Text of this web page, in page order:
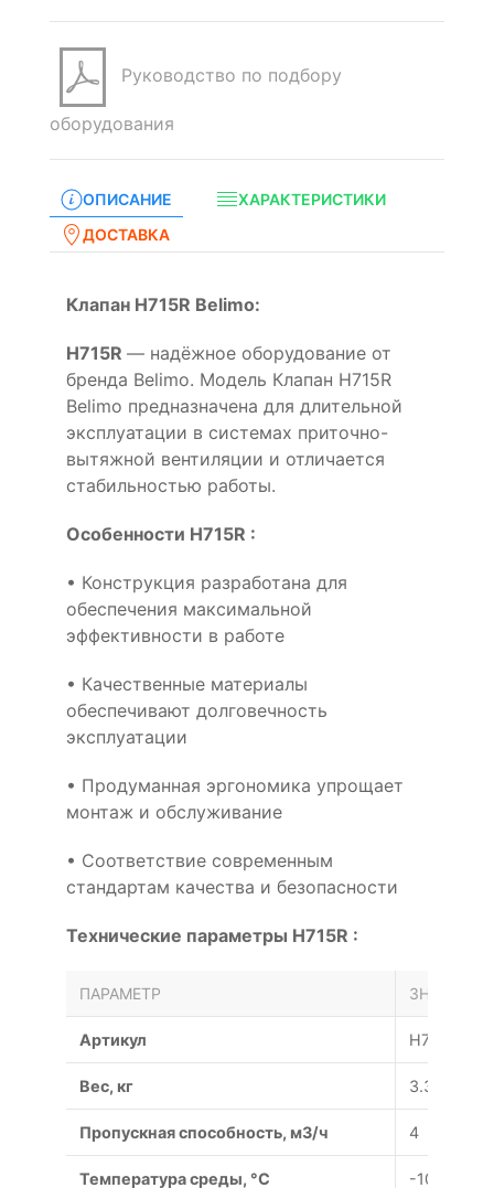
Руководство по подбору
оборудования
ОПИСАНИЕ
ХАРАКТЕРИСТИКИ
ДОСТАВКА
Клапан H715R Belimo:
H715R — надёжное оборудование от
бренда Belimo. Модель Клапан H715R
Belimo предназначена для длительной
эксплуатации в системах приточно-
вытяжной вентиляции и отличается
стабильностью работы.
Особенности H715R :
• Конструкция разработана для
обеспечения максимальной
эффективности в работе
• Качественные материалы
обеспечивают долговечность
эксплуатации
• Продуманная эргономика упрощает
монтаж и обслуживание
• Соответствие современным
стандартам качества и безопасности
Технические параметры H715R :
ПАРАМЕТР ЗНАЧЕНИЕ
Артикул H715R
Вес, кг 3.3
Пропускная способность, м3/ч 4
Температура среды, °С -10…120